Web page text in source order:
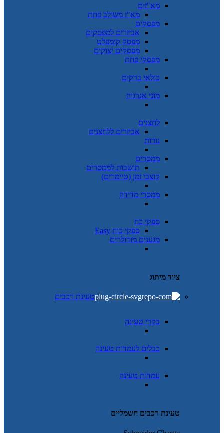
מא"זים
מא"ז משולב פחת
מפסקים
אביזרים למפסקים
מפסק קומפלט
מפסקים יצוקים
מפסקי פחת
כולאי ברקים
מוני אנרגיה
לחצנים
אביזרים ללחצנים
נורות
ממסרים
תושבות לממסרים
קוצבי זמן (טיימרים)
ממסרי מדידה
ספקי כח
ספקי כוח Easy
מגענים מודולרים
ציוד מיתוג
טעינת רכבים
בקרי טעינה
כבלים לעמדות טעינה
עמדות טעינה
טעינת רכבים חשמליים